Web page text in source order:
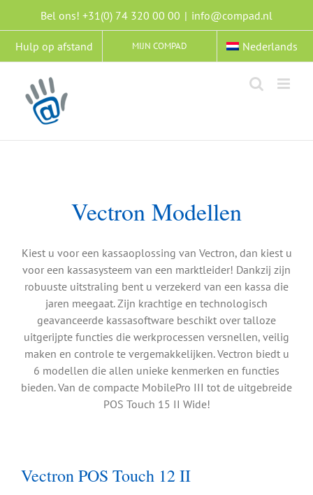
inhoud
Bel ons! +31(0) 74 320 00 00 | info@compad.nl
Hulp op afstand MIJN COMPAD Nederlands
Vectron Modellen
Kiest u voor een kassaoplossing van Vectron, dan kiest u
voor een kassasysteem van een marktleider! Dankzij zijn
robuuste uitstraling bent u verzekerd van een kassa die
jaren meegaat. Zijn krachtige en technologisch
geavanceerde kassasoftware beschikt over talloze
uitgerijpte functies die werkprocessen versnellen, veilig
maken en controle te vergemakkelijken. Vectron biedt u
6 modellen die allen unieke kenmerken en functies
bieden. Van de compacte MobilePro III tot de uitgebreide
POS Touch 15 II Wide!
Vectron POS Touch 12 II